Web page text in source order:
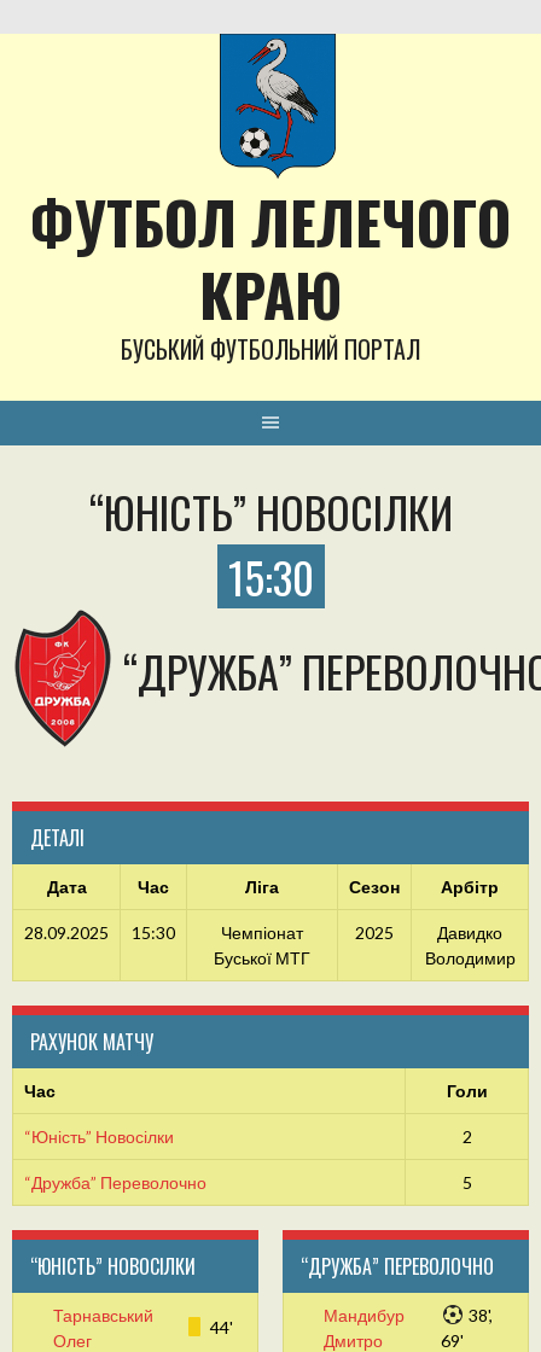
to
ФУТБОЛ ЛЕЛЕЧОГО
КРАЮ
БУСЬКИЙ ФУТБОЛЬНИЙ ПОРТАЛ
“ЮНІСТЬ” НОВОСІЛКИ
15:30
“ДРУЖБА”
ДЕТАЛІ
Дата Час Ліга Сезон Арбітр
28.09.2025 15:30
Чемпіонат
Буської МТГ
2025
Давидко
Володимир
РАХУНОК МАТЧУ
Час Голи
“Юність” Новосілки 2
“Дружба” Переволочно 5
“ЮНІСТЬ” НОВОСІЛКИ
Тарнавський
Олег
44'
“ДРУЖБА” ПЕРЕВОЛОЧНО
Мандибур
Дмитро
38',
69'